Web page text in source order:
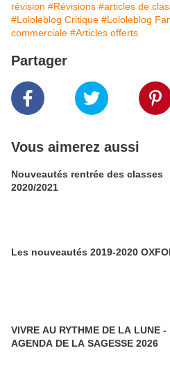
révision #Révisions #articles de
#Lololeblog Critique #Lololeblog
commerciale #Articles offerts
Partager
Vous aimerez aussi
Nouveautés rentrée des classes
2020/2021
Les nouveautés 2019-2020
VIVRE AU RYTHME DE LA LUNE -
AGENDA DE LA SAGESSE 2026